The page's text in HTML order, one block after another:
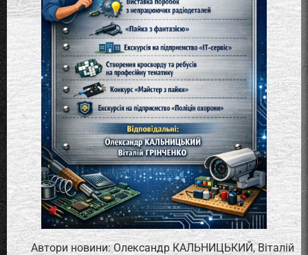
Автори новини: Олександр КАЛЬНИЦЬКИЙ, Віталій